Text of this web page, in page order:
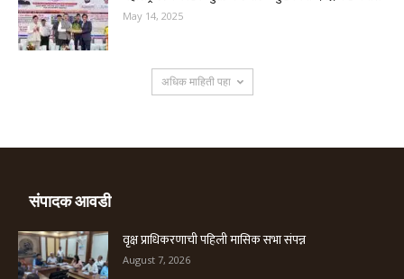
May 14, 2025
अधिक माहिती पहा
संपादक आवडी
वृक्ष प्राधिकरणाची पहिली मासिक सभा संपन्न
August 7, 2026